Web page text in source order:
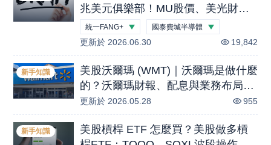
兆美元俱樂部！MU股價、美光財報
與ETF一次看
統一FANG+
-1.30%
國泰費城半導體
更新於 2026.06.30 19,842
新手知識
美股沃爾瑪 (WMT)｜沃爾瑪是做什麼
的？沃爾瑪財報、配息與業務布局一
次看懂！
更新於 2026.05.28 955
新手知識
美股槓桿 ETF 怎麼買？美股做多槓